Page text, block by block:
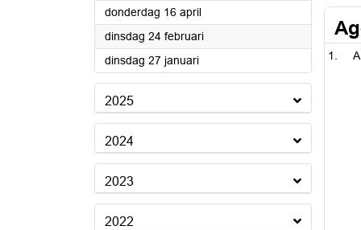
donderdag 16 april2026
dinsdag 24 februari2026
dinsdag 27 januari2026
2025
2024
2023
2022
A